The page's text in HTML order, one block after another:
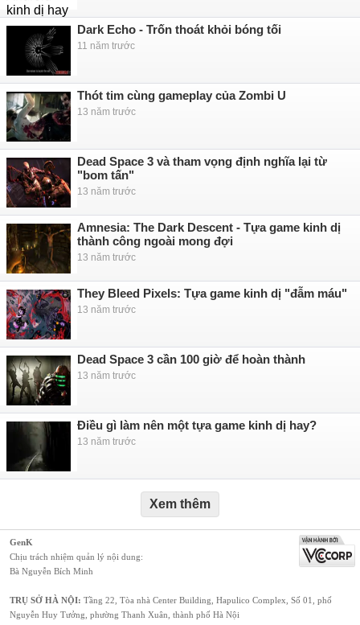
Dark Echo - Trốn thoát khỏi bóng tối
11 năm trước
Thót tim cùng gameplay của Zombi U
13 năm trước
Dead Space 3 và tham vọng định nghĩa lại từ
"bom tấn"
13 năm trước
Amnesia: The Dark Descent - Tựa game kinh dị
thành công ngoài mong đợi
13 năm trước
They Bleed Pixels: Tựa game kinh dị "đẫm máu"
13 năm trước
Dead Space 3 cần 100 giờ để hoàn thành
13 năm trước
Điều gì làm nên một tựa game kinh dị hay?
13 năm trước
Xem thêm
GenK
Chịu trách nhiệm quản lý nội dung:
Bà Nguyễn Bích Minh
TRỤ SỞ HÀ NỘI: Tầng 22, Tòa nhà Center Building, Hapulico Complex, Số 01, phố
Nguyễn Huy Tưởng, phường Thanh Xuân, thành phố Hà Nội